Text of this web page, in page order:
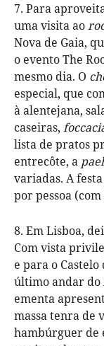
7. Para
uma visita ao
Nova de Gaia,
o evento The
mesmo dia. O
especial, que
à alentejana,
caseiras,
lista de pratos
entrecôte, a
variadas. A
por pessoa
8. Em Lisboa,
Com vista
e para o
último andar do
ementa
massa tenra de
hambúrguer de